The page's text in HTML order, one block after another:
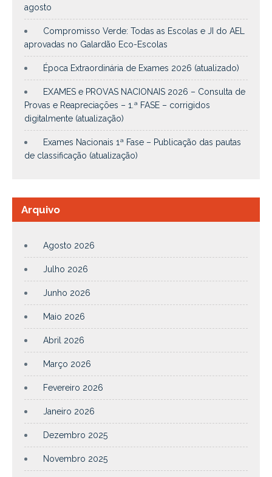
agosto
Compromisso Verde: Todas as Escolas e JI do AEL
aprovadas no Galardão Eco-Escolas
Época Extraordinária de Exames 2026 (atualizado)
EXAMES e PROVAS NACIONAIS 2026 – Consulta de
Provas e Reapreciações – 1.ª FASE – corrigidos
digitalmente (atualização)
Exames Nacionais 1ª Fase – Publicação das pautas
de classificação (atualização)
Arquivo
Agosto 2026
Julho 2026
Junho 2026
Maio 2026
Abril 2026
Março 2026
Fevereiro 2026
Janeiro 2026
Dezembro 2025
Novembro 2025